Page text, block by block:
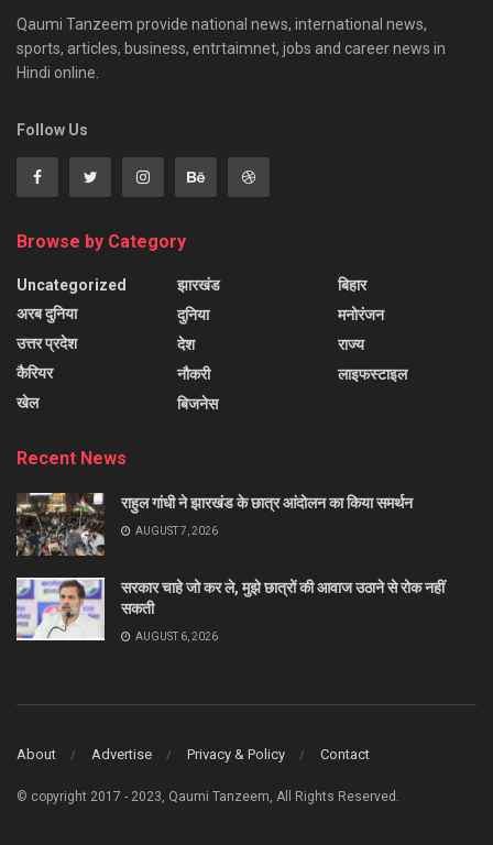
Qaumi Tanzeem provide national news, international news,
sports, articles, business, entrtaimnet, jobs and career news in
Hindi online.
Follow Us
Browse by Category
Uncategorized
अरब दुनिया
उत्तर प्रदेश
कैरियर
खेल
झारखंड
दुनिया
देश
नौकरी
बिजनेस
बिहार
मनोरंजन
राज्य
लाइफस्टाइल
Recent News
राहुल गांधी ने झारखंड के छात्र आंदोलन का किया समर्थन
AUGUST 7, 2026
सरकार चाहे जो कर ले, मुझे छात्रों की आवाज उठाने से रोक नहीं
सकती
AUGUST 6, 2026
About Advertise Privacy & Policy Contact
© copyright 2017 - 2023, Qaumi Tanzeem, All Rights Reserved.